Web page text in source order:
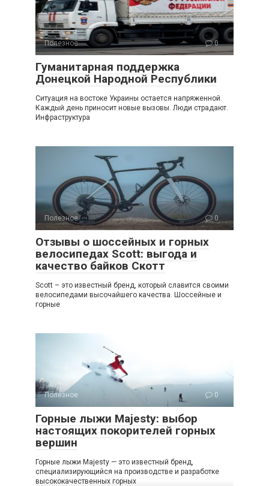
Полезное 0
Гуманитарная поддержка
Донецкой Народной Республики
Ситуация на востоке Украины остается напряженной.
Каждый день приносит новые вызовы. Люди страдают.
Инфраструктура
Полезное 0
Отзывы о шоссейных и горных
велосипедах Scott: выгода и
качество байков Скотт
Scott – это известный бренд, который славится своими
велосипедами высочайшего качества. Шоссейные и
горные
Полезное 0
Горные лыжи Majesty: выбор
настоящих покорителей горных
вершин
Горные лыжи Majesty — это известный бренд,
специализирующийся на производстве и разработке
высококачественных горных